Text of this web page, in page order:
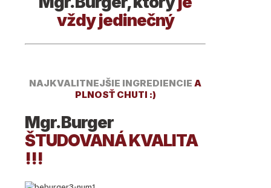
vždy jedinečný
NAJKVALITNEJŠIE INGREDIENCIE A
PLNOSŤ CHUTI :)
Mgr.Burger
ŠTUDOVANÁ KVALITA
!!!